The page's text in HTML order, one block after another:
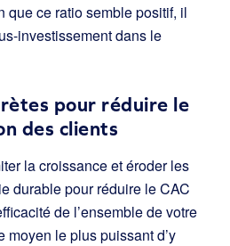
que ce ratio semble positif, il
investissement dans le
pour réduire le
des clients
la croissance et éroder les
durable pour réduire le CAC
de l’ensemble de votre
moyen le plus puissant d’y